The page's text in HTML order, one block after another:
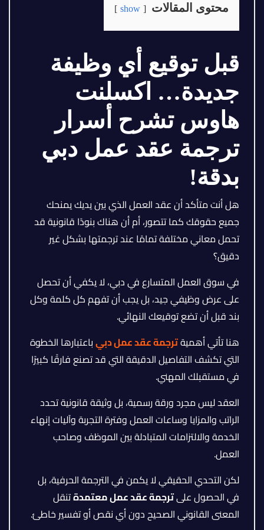
محتوى المقالات show
قبل توقيع أي وظيفة
جديدة… اكسلنت
هاوس تشرح أسرار
ترجمة عقد عمل دبي
بدقة!
هل أنت متأكد أن عقد العمل الذي بين يديك يمنحك
جميع حقوقك كما تتصور، أم أن هناك بنودًا قانونية قد
تحمل معاني مختلفة تمامًا عند ترجمتها بشكل غير
دقيق؟
في سوق العمل المتسارع في دبي، لا يكفي أن تحصل
على عرض وظيفي جيد، بل يجب أن تفهم كل كلمة وكل
بند قبل أن تضع توقيعك النهائي.
هنا تأتي أهميةترجمة عقد عمل دبيباعتبارها الخطوة
التي تكشف التفاصيل الدقيقة التي قد تصنع فارقًا كبيرًا
في مستقبلك المهني.
العقد ليس مجرد ورقة رسمية، بل وثيقة قانونية تحدد
الراتب والمزايا وساعات العمل وفترة التجربة وآليات إنهاء
الخدمة والالتزامات المتبادلة بين الموظف وصاحب
العمل.
لكن التحدي الحقيقي لا يكمن في الترجمة الحرفية، بل
في الحصول علىترجمة عقد عمل معتمدةتنقل
المعنى القانوني الصحيح دون أي نقص أو تفسير خاطئ.